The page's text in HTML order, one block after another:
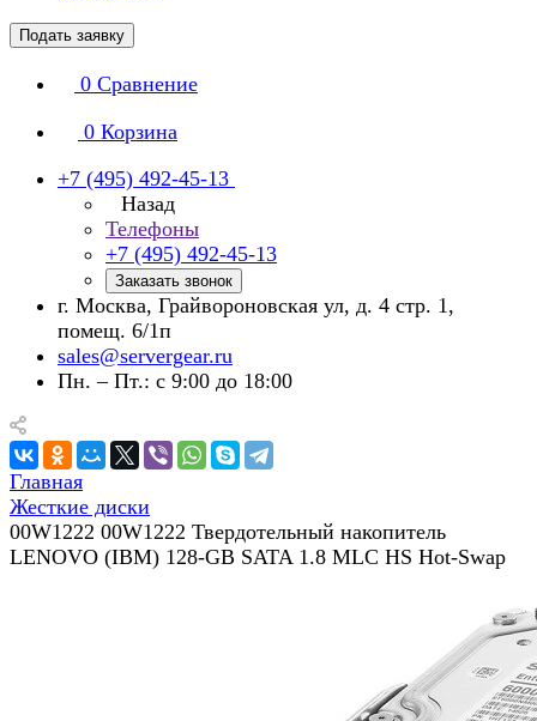
Подать заявку
0 Сравнение
0 Корзина
+7 (495) 492-45-13
Назад
Телефоны
+7 (495) 492-45-13
Заказать звонок
г. Москва, Грайвороновская ул, д. 4 стр. 1,
помещ. 6/1п
sales@servergear.ru
Пн. – Пт.: с 9:00 до 18:00
Главная
Жесткие диски
00W1222 00W1222 Твердотельный накопитель
LENOVO (IBM) 128-GB SATA 1.8 MLC HS Hot-Swap